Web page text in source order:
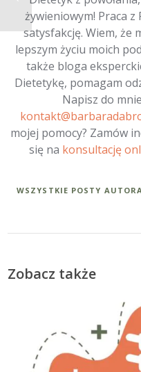
żywieniowym! Praca
satysfakcję. Wiem, że
lepszym życiu moich
także bloga
Dietetykę, pomagam
Napisz do
mojej pomocy? Zamów
się na konsultację
WSZYSTKIE POSTY
Zobacz także